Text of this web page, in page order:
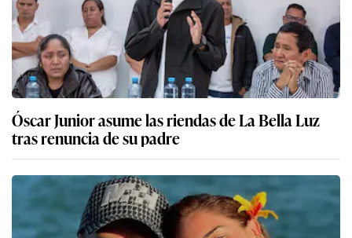
Óscar Junior asume las riendas de La Bella Luz
tras renuncia de su padre